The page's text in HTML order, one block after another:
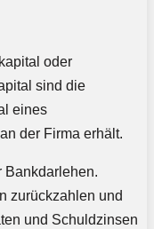
oder
sind die
eines
der Firma erhält.
Bankdarlehen.
zurückzahlen und
und Schuldzinsen